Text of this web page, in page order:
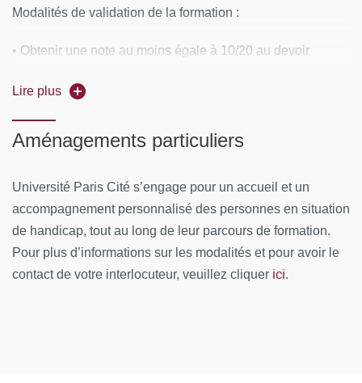
au sens des neurologues.
Équipe pédagogique :
EVZONAS Nicolas : Psychologue clinicien ; Maître de
UFR IHSS, Université Paris Cité
Psychanalyste ; Maître de Conférences Département
Études psychanalytiques, UFR IHSS, Université Paris
Cité
TALON Sébastien : Docteur en recherche
psychanalytique et psychopathologie, ED 450, Centre
Modalités de validation de la formation :
• Obtenir une note au moins égale à 10/20 au devoir
certificat de réalisation + une attestation des compétences
professionnelles acquises
Lire plus
Aménagements particuliers
Université Paris Cité s’engage pour un accueil et un
accompagnement personnalisé des personnes en situation
de handicap, tout au long de leur parcours de formation.
Pour plus d’informations sur les modalités et pour avoir le
contact de votre interlocuteur, veuillez cliquer ici.